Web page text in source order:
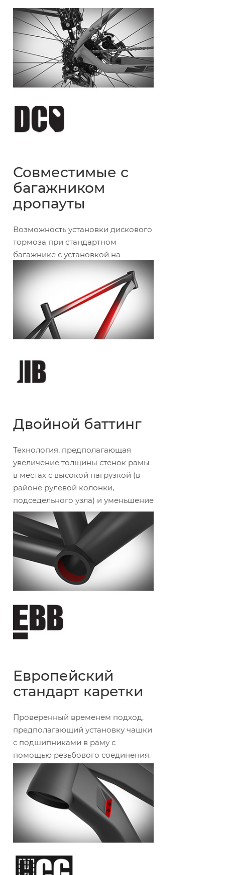
Совместимые с
багажником
дропауты
Возможность установки дискового
тормоза при стандартном
багажнике с установкой на
дропауты.
Двойной баттинг
Технология, предполагающая
увеличение толщины стенок рамы
в местах с высокой нагрузкой (в
районе рулевой колонки,
подседельного узла) и уменьшение
толщины стенок там, где нагрузки
минимальны (средняя часть рамы).
Европейский
стандарт каретки
Проверенный временем подход,
предполагающий установку чашки
с подшипниками в раму с
помощью резьбового соединения.